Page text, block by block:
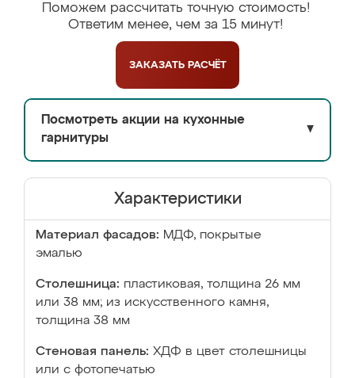
Поможем рассчитать точную стоимость!
Ответим менее, чем за 15 минут!
ЗАКАЗАТЬ РАСЧЁТ
Посмотреть акции на кухонные
гарнитуры
▼
Характеристики
Материал фасадов: МДФ, покрытые
эмалью
Столешница: пластиковая, толщина 26 мм
или 38 мм; из искусственного камня,
толщина 38 мм
Стеновая панель: ХДФ в цвет столешницы
или с фотопечатью